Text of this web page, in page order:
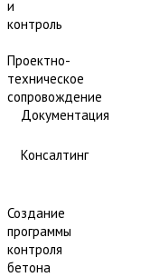
и
контроль
Проектно-
техническое
сопровождение
Документация
Консалтинг
Создание
программы
контроля
бетона